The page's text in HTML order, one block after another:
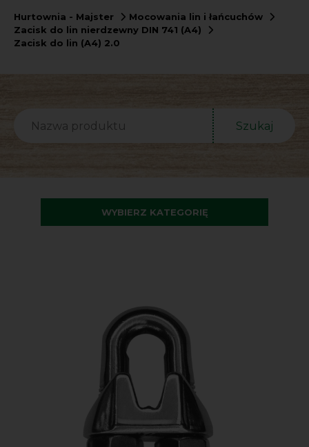
Hurtownia - Majster
Mocowania lin i łańcuchów
Zacisk do lin nierdzewny DIN 741 (A4)
Zacisk do lin (A4) 2.0
WYBIERZ KATEGORIĘ
Szukaj